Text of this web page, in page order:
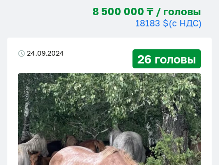
8 500 000 ₸ / головы
18183 $(с НДС)
24.09.2024 26 головы